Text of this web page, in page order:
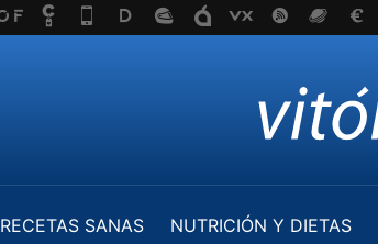
RECETAS SANAS NUTRICIÓN Y DIETAS